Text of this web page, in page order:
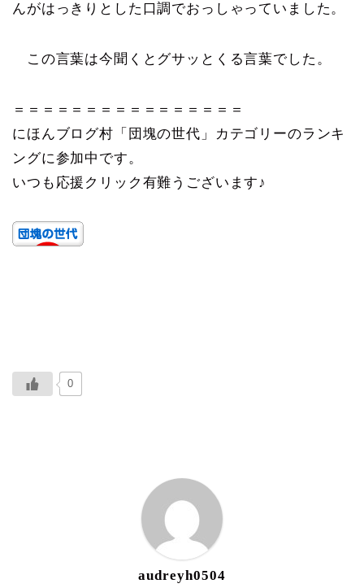
んがはっきりとした口調でおっしゃっていました。
この言葉は今聞くとグサッとくる言葉でした。
＝＝＝＝＝＝＝＝＝＝＝＝＝＝＝＝
にほんブログ村「団塊の世代」カテゴリーのランキ
ングに参加中です。
いつも応援クリック有難うございます♪
0
audreyh0504